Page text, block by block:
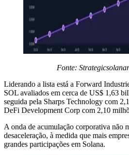
Fonte:
Liderando a lista está a Forward
SOL avaliados em cerca de US$ 1,63
seguida pela Sharps Technology com
DeFi Development Corp com 2,10
A onda de acumulação corporativa não
desaceleração, à medida que mais
grandes participações em Solana.